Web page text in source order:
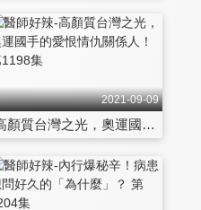
2021-09-09
高顏質台灣之光，奧運國手的愛恨情仇關係人！ 第1198集